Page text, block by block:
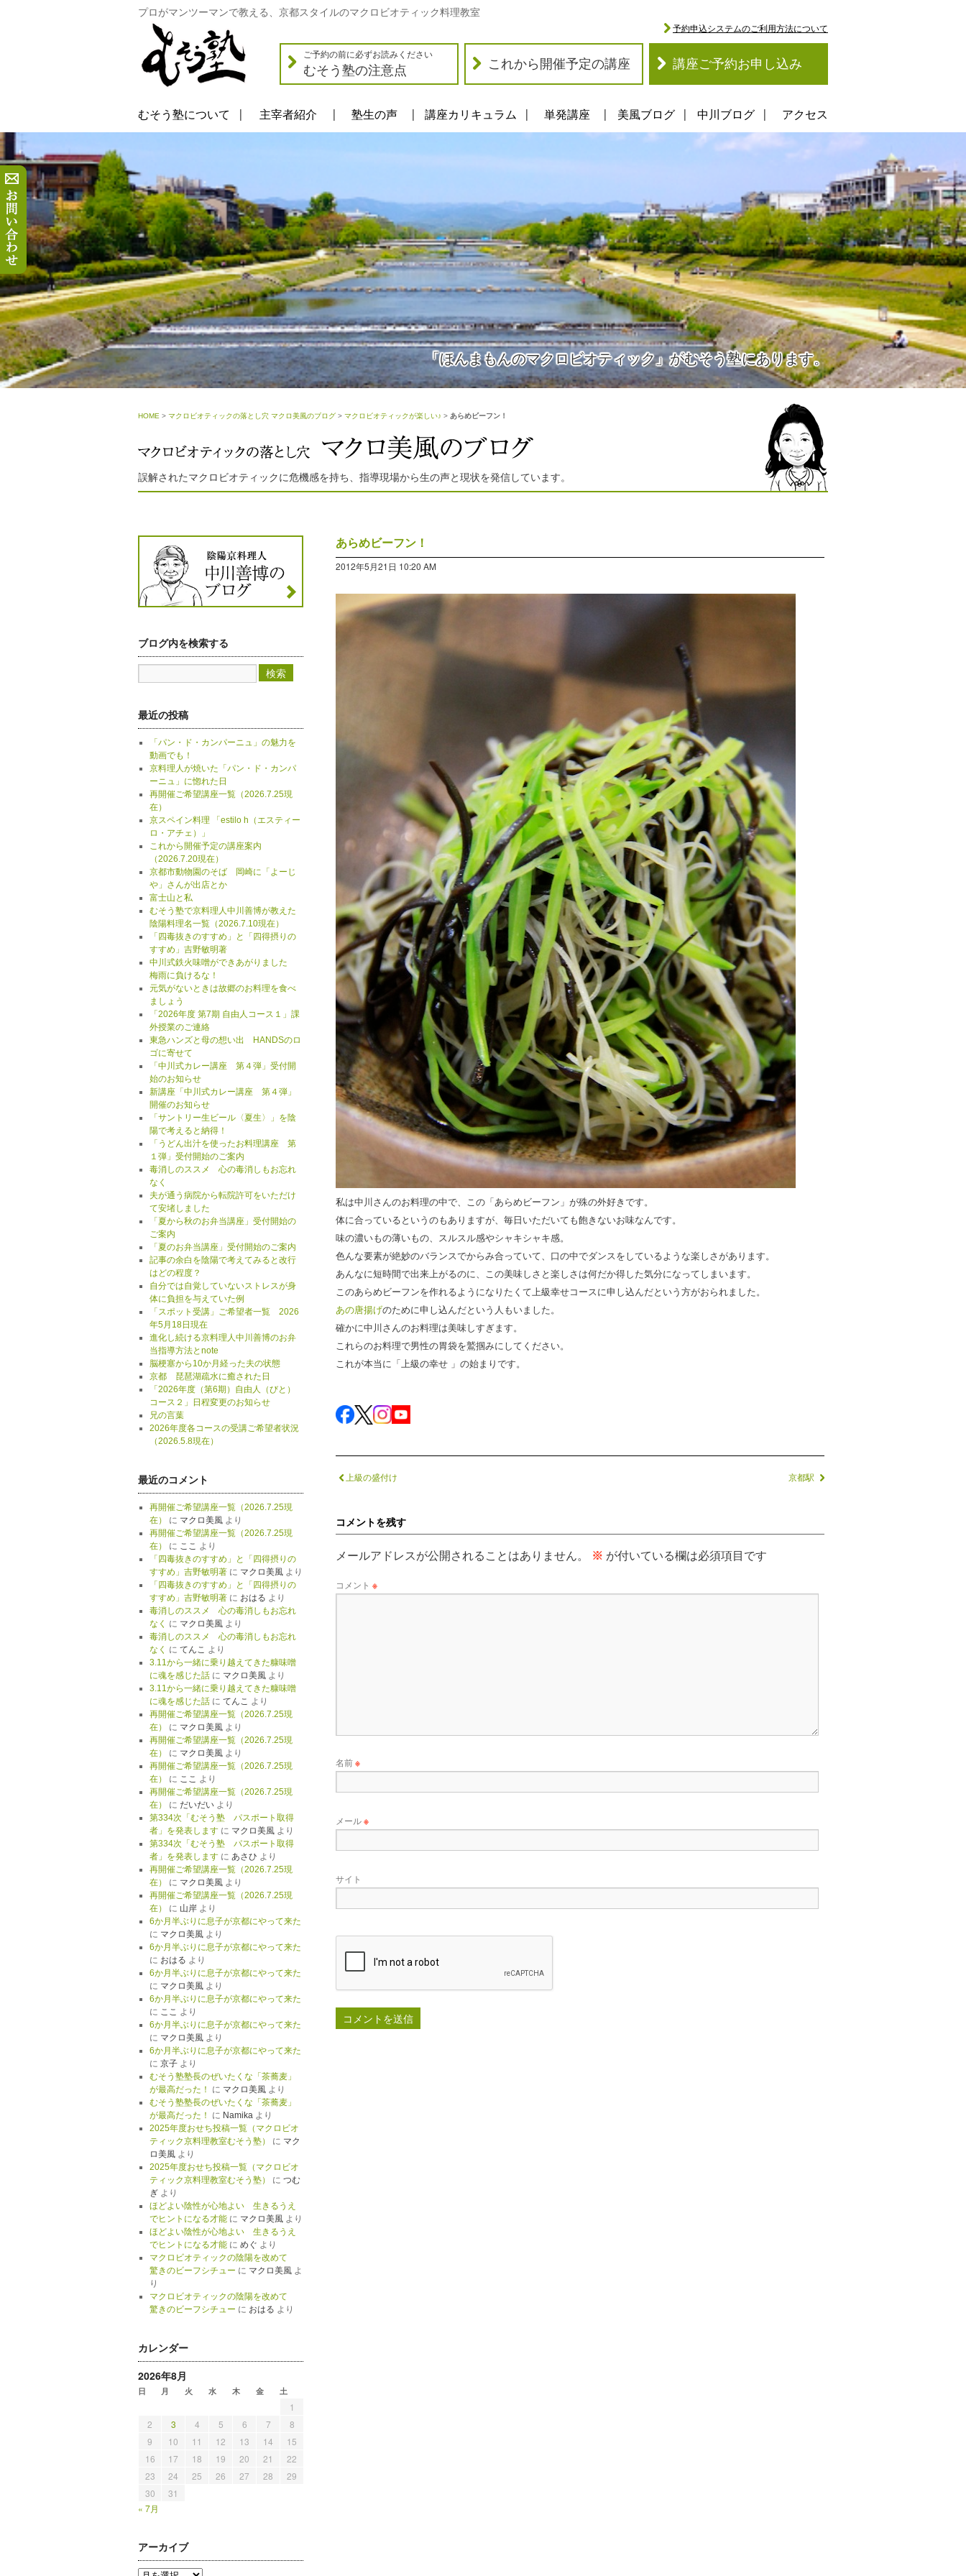
プロがマンツーマンで教える、京都スタイルのマクロビオティック料理教室
ご予約の前に必ずお読みください
むそう塾の注意点 これから開催予定の講座 講座ご予約お申し込み
予約申込システムのご利用方法について
むそう塾について 主宰者紹介 塾生の声 講座カリキュラム 単発講座 美風ブログ 中川ブログ アクセス
「ほんまもんのマクロビオティック」がむそう塾にあります。
HOME > マクロビオティックの落とし穴 マクロ美風のブログ > マクロビオティックが楽しい♪ > あらめビーフン！
誤解されたマクロビオティックに危機感を持ち、指導現場から生の声と現状を発信しています。
あらめビーフン！
2012年5月21日 10:20 AM
私は中川さんのお料理の中で、この「あらめビーフン」が殊の外好きです。
体に合っているというのもありますが、毎日いただいても飽きないお味なんです。
味の濃いもの薄いもの、スルスル感やシャキシャキ感。
色んな要素が絶妙のバランスでからみ合っていて、口の中でダンスをしているような楽しさがあります。
あんなに短時間で出来上がるのに、この美味しさと楽しさは何だか得した気分になってしまいます。
このあらめビーフンを作れるようになりたくて上級幸せコースに申し込んだという方がおられました。
あの唐揚げのために申し込んだという人もいました。
確かに中川さんのお料理は美味しすぎます。
これらのお料理で男性の胃袋を鷲掴みにしてください。
これが本当に「上級の幸せ 」の始まりです。
上級の盛付け 京都駅
コメントを残す
メールアドレスが公開されることはありません。 ※ が付いている欄は必須項目です
コメント ※
名前※
メール※
サイト
ブログ内を検索する
最近の投稿
「パン・ド・カンパーニュ」の魅力を
動画でも！
京料理人が焼いた「パン・ド・カンパ
ーニュ」に惚れた日
再開催ご希望講座一覧（2026.7.25現
在）
京スペイン料理 「estilo h（エスティー
ロ・アチェ）」
これから開催予定の講座案内
（2026.7.20現在）
京都市動物園のそば 岡崎に「よーじ
や」さんが出店とか
富士山と私
むそう塾で京料理人中川善博が教えた
陰陽料理名一覧（2026.7.10現在）
「四毒抜きのすすめ」と「四得摂りの
すすめ」吉野敏明著
中川式鉄火味噌ができあがりました
梅雨に負けるな！
元気がないときは故郷のお料理を食べ
ましょう
「2026年度 第7期 自由人コース１」課
外授業のご連絡
東急ハンズと母の想い出 HANDSのロ
ゴに寄せて
「中川式カレー講座 第４弾」受付開
始のお知らせ
新講座「中川式カレー講座 第４弾」
開催のお知らせ
「サントリー生ビール〈夏生〉」を陰
陽で考えると納得！
「うどん出汁を使ったお料理講座 第
１弾」受付開始のご案内
毒消しのススメ 心の毒消しもお忘れ
なく
夫が通う病院から転院許可をいただけ
て安堵しました
「夏から秋のお弁当講座」受付開始の
ご案内
「夏のお弁当講座」受付開始のご案内
記事の余白を陰陽で考えてみると改行
はどの程度？
自分では自覚していないストレスが身
体に負担を与えていた例
「スポット受講」ご希望者一覧 2026
年5月18日現在
進化し続ける京料理人中川善博のお弁
当指導方法とnote
脳梗塞から10か月経った夫の状態
京都 琵琶湖疏水に癒された日
「2026年度（第6期）自由人（びと）
コース２」日程変更のお知らせ
兄の言葉
2026年度各コースの受講ご希望者状況
（2026.5.8現在）
最近のコメント
再開催ご希望講座一覧（2026.7.25現
在）
に マクロ美風より
再開催ご希望講座一覧（2026.7.25現
在）
に ここ より
「四毒抜きのすすめ」と「四得摂りの
すすめ」吉野敏明著に マクロ美風より
「四毒抜きのすすめ」と「四得摂りの
すすめ」吉野敏明著に おはる より
毒消しのススメ 心の毒消しもお忘れ
なく に マクロ美風より
毒消しのススメ 心の毒消しもお忘れ
なく に てんこ より
3.11から一緒に乗り越えてきた糠味噌
に魂を感じた話に マクロ美風より
3.11から一緒に乗り越えてきた糠味噌
に魂を感じた話に てんこ より
再開催ご希望講座一覧（2026.7.25現
在）
に マクロ美風より
再開催ご希望講座一覧（2026.7.25現
在）
に マクロ美風より
再開催ご希望講座一覧（2026.7.25現
在）
に ここ より
再開催ご希望講座一覧（2026.7.25現
在）
に だいだいより
第334次「むそう塾 パスポート取得
者」を発表しますに マクロ美風より
第334次「むそう塾 パスポート取得
者」を発表しますに あさひ より
再開催ご希望講座一覧（2026.7.25現
在）
に マクロ美風より
再開催ご希望講座一覧（2026.7.25現
在）
に 山岸より
6か月半ぶりに息子が京都にやって来た
に マクロ美風より
6か月半ぶりに息子が京都にやって来た
に おはる より
6か月半ぶりに息子が京都にやって来た
に マクロ美風より
6か月半ぶりに息子が京都にやって来た
に ここ より
6か月半ぶりに息子が京都にやって来た
に マクロ美風より
6か月半ぶりに息子が京都にやって来た
に 京子より
むそう塾塾長のぜいたくな「茶蕎麦」
が最高だった！
に マクロ美風より
むそう塾塾長のぜいたくな「茶蕎麦」
が最高だった！
に Namikaより
2025年度おせち投稿一覧（マクロビオ
ティック京料理教室むそう塾）
に マク
ロ美風より
2025年度おせち投稿一覧（マクロビオ
ティック京料理教室むそう塾）
に つむ
ぎより
ほどよい陰性が心地よい 生きるうえ
でヒントになる才能に マクロ美風より
ほどよい陰性が心地よい 生きるうえ
でヒントになる才能に めぐ より
マクロビオティックの陰陽を改めて
驚きのビーフシチュー に マクロ美風よ
り
マクロビオティックの陰陽を改めて
驚きのビーフシチュー に おはる より
カレンダー
2026年8月
日 月 火 水 木 金 土
1
2
3 4 5 6 7
8
9
10 11 12 13 14
15
16
17 18 19 20 21
22
23
24 25 26 27 28
29
30
31
« 7月
アーカイブ
ア